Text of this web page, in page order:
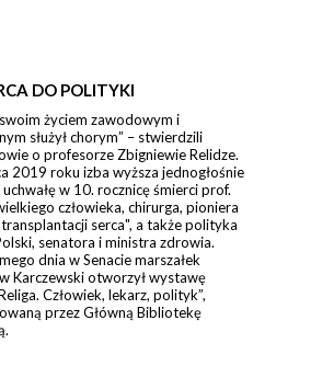
DO POLITYKI
swoim życiem zawodowym i
służył chorym” – stwierdzili
o profesorze Zbigniewie Relidze.
2019 roku izba wyższa jednogłośnie
uchwałę w 10. rocznicę śmierci prof.
człowieka, chirurga, pioniera
serca", a także polityka
senatora i ministra zdrowia.
dnia w Senacie marszałek
Karczewski otworzył wystawę
Człowiek, lekarz, polityk”,
przez Główną Bibliotekę